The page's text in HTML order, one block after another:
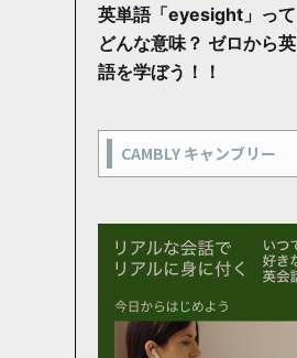
英単語「eyesight」って
どんな意味？ ゼロから英
語を学ぼう！！
CAMBLY キャンブリー